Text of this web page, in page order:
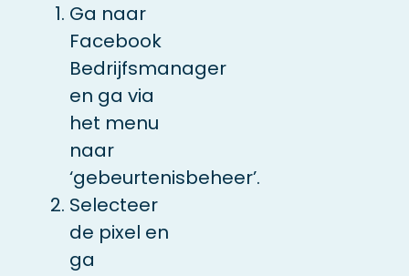
Ga naar
Facebook
Bedrijfsmanager
en ga via
het menu
naar
‘gebeurtenisbeheer’.
Selecteer
de pixel en
ga